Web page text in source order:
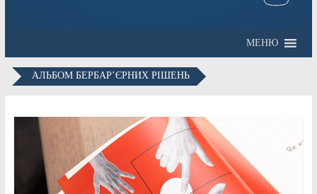
МЕНЮ
АЛЬБОМ БЕРБАР’ЄРНИХ РІШЕНЬ